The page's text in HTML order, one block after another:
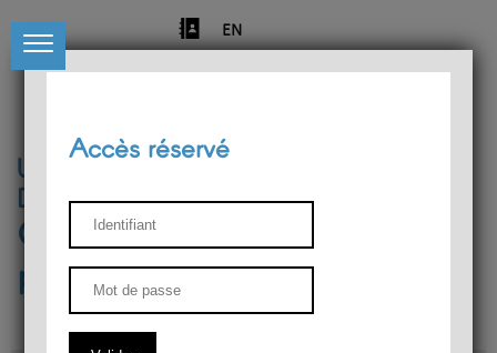
EN
Université de Liège
Département de philosophie
Centre de recherches
phénoménologiques
Accès réservé